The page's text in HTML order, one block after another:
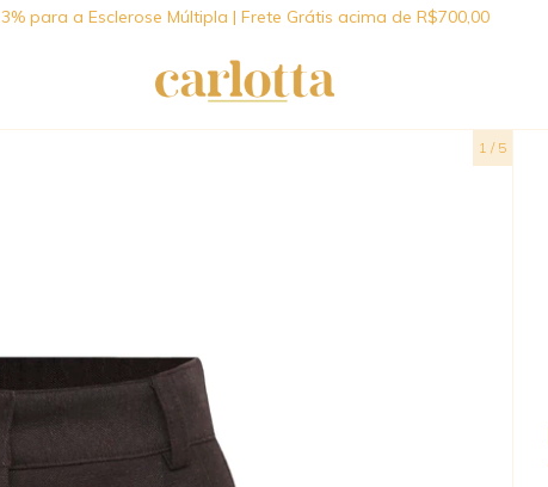
3% para a Esclerose Múltipla | Frete Grátis acima de R$700,00
1 / 5